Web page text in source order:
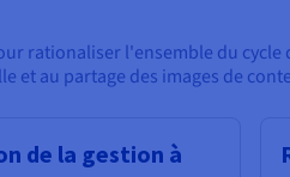
rationaliser l'ensemble du cycle
et au partage des images de
de la gestion à